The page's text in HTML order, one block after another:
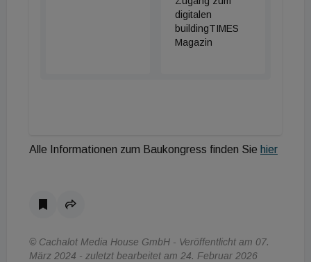
Abendevent „Come Together“
Alle Informationen zum Baukongress finden Sie hier
digitalen
buildingTIMES
Magazin
© Cachalot Media House GmbH - Veröffentlicht am 07.
März 2024 - zuletzt bearbeitet am 24. Februar 2026